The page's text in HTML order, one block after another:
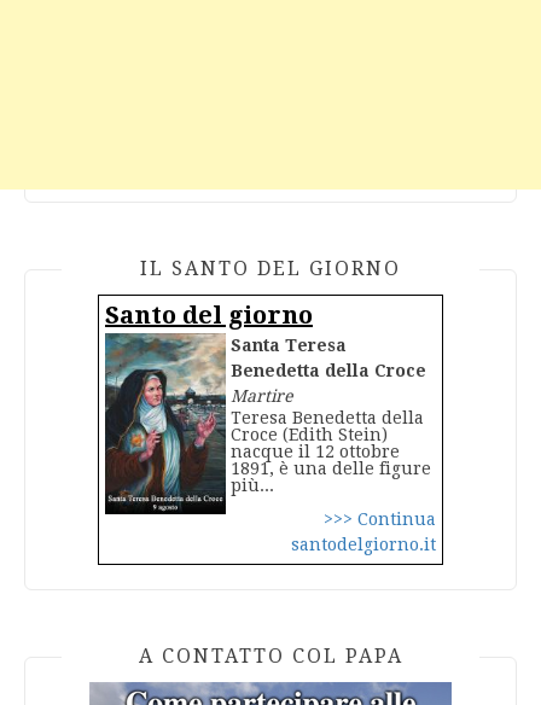
IL SANTO DEL GIORNO
Santo del giorno
Santa Teresa
Benedetta della Croce
Martire
Teresa Benedetta della
Croce (Edith Stein)
nacque il 12 ottobre
1891, è una delle figure
più...
>>> Continua
santodelgiorno.it
A CONTATTO COL PAPA